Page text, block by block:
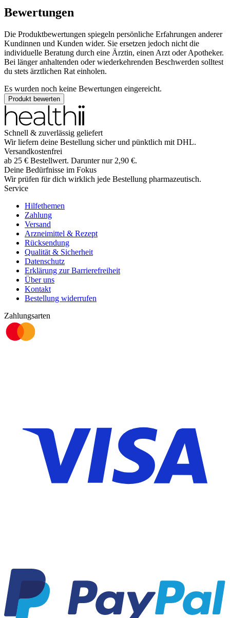
Bewertungen
Die Produktbewertungen spiegeln persönliche Erfahrungen anderer
Kundinnen und Kunden wider. Sie ersetzen jedoch nicht die
individuelle Beratung durch eine Ärztin, einen Arzt oder Apotheker.
Bei länger anhaltenden oder wiederkehrenden Beschwerden solltest
du stets ärztlichen Rat einholen.
Es wurden noch keine Bewertungen eingereicht.
Produkt bewerten
Schnell & zuverlässig geliefert
Wir liefern deine Bestellung sicher und pünktlich mit DHL.
Versandkostenfrei
ab 25 € Bestellwert. Darunter nur 2,90 €.
Deine Bedürfnisse im Fokus
Wir prüfen für dich wirklich jede Bestellung pharmazeutisch.
Service
Hilfethemen
Zahlung
Versand
Arzneimittel & Rezept
Rücksendung
Qualität & Sicherheit
Datenschutz
Erklärung zur Barrierefreiheit
Über uns
Kontakt
Bestellung widerrufen
Zahlungsarten